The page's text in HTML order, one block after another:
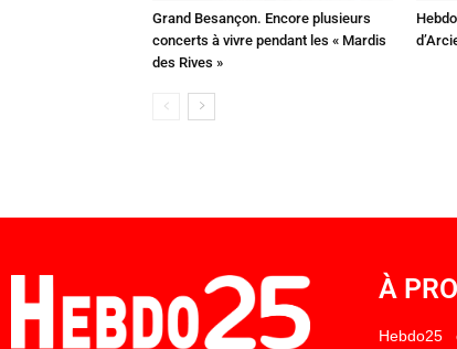
Grand Besançon. Encore plusieurs
concerts à vivre pendant les « Mardis
des Rives »
À
Hebdo25